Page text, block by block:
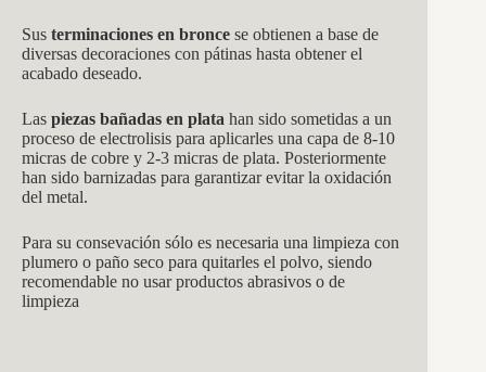
Sus terminaciones en bronce se obtienen a base de
diversas decoraciones con pátinas hasta obtener el
acabado deseado.
Las piezas bañadas en plata han sido sometidas a un
proceso de electrolisis para aplicarles una capa de 8-10
micras de cobre y 2-3 micras de plata. Posteriormente
han sido barnizadas para garantizar evitar la oxidación
del metal.
Para su consevación sólo es necesaria una limpieza con
plumero o paño seco para quitarles el polvo, siendo
recomendable no usar productos abrasivos o de
limpieza